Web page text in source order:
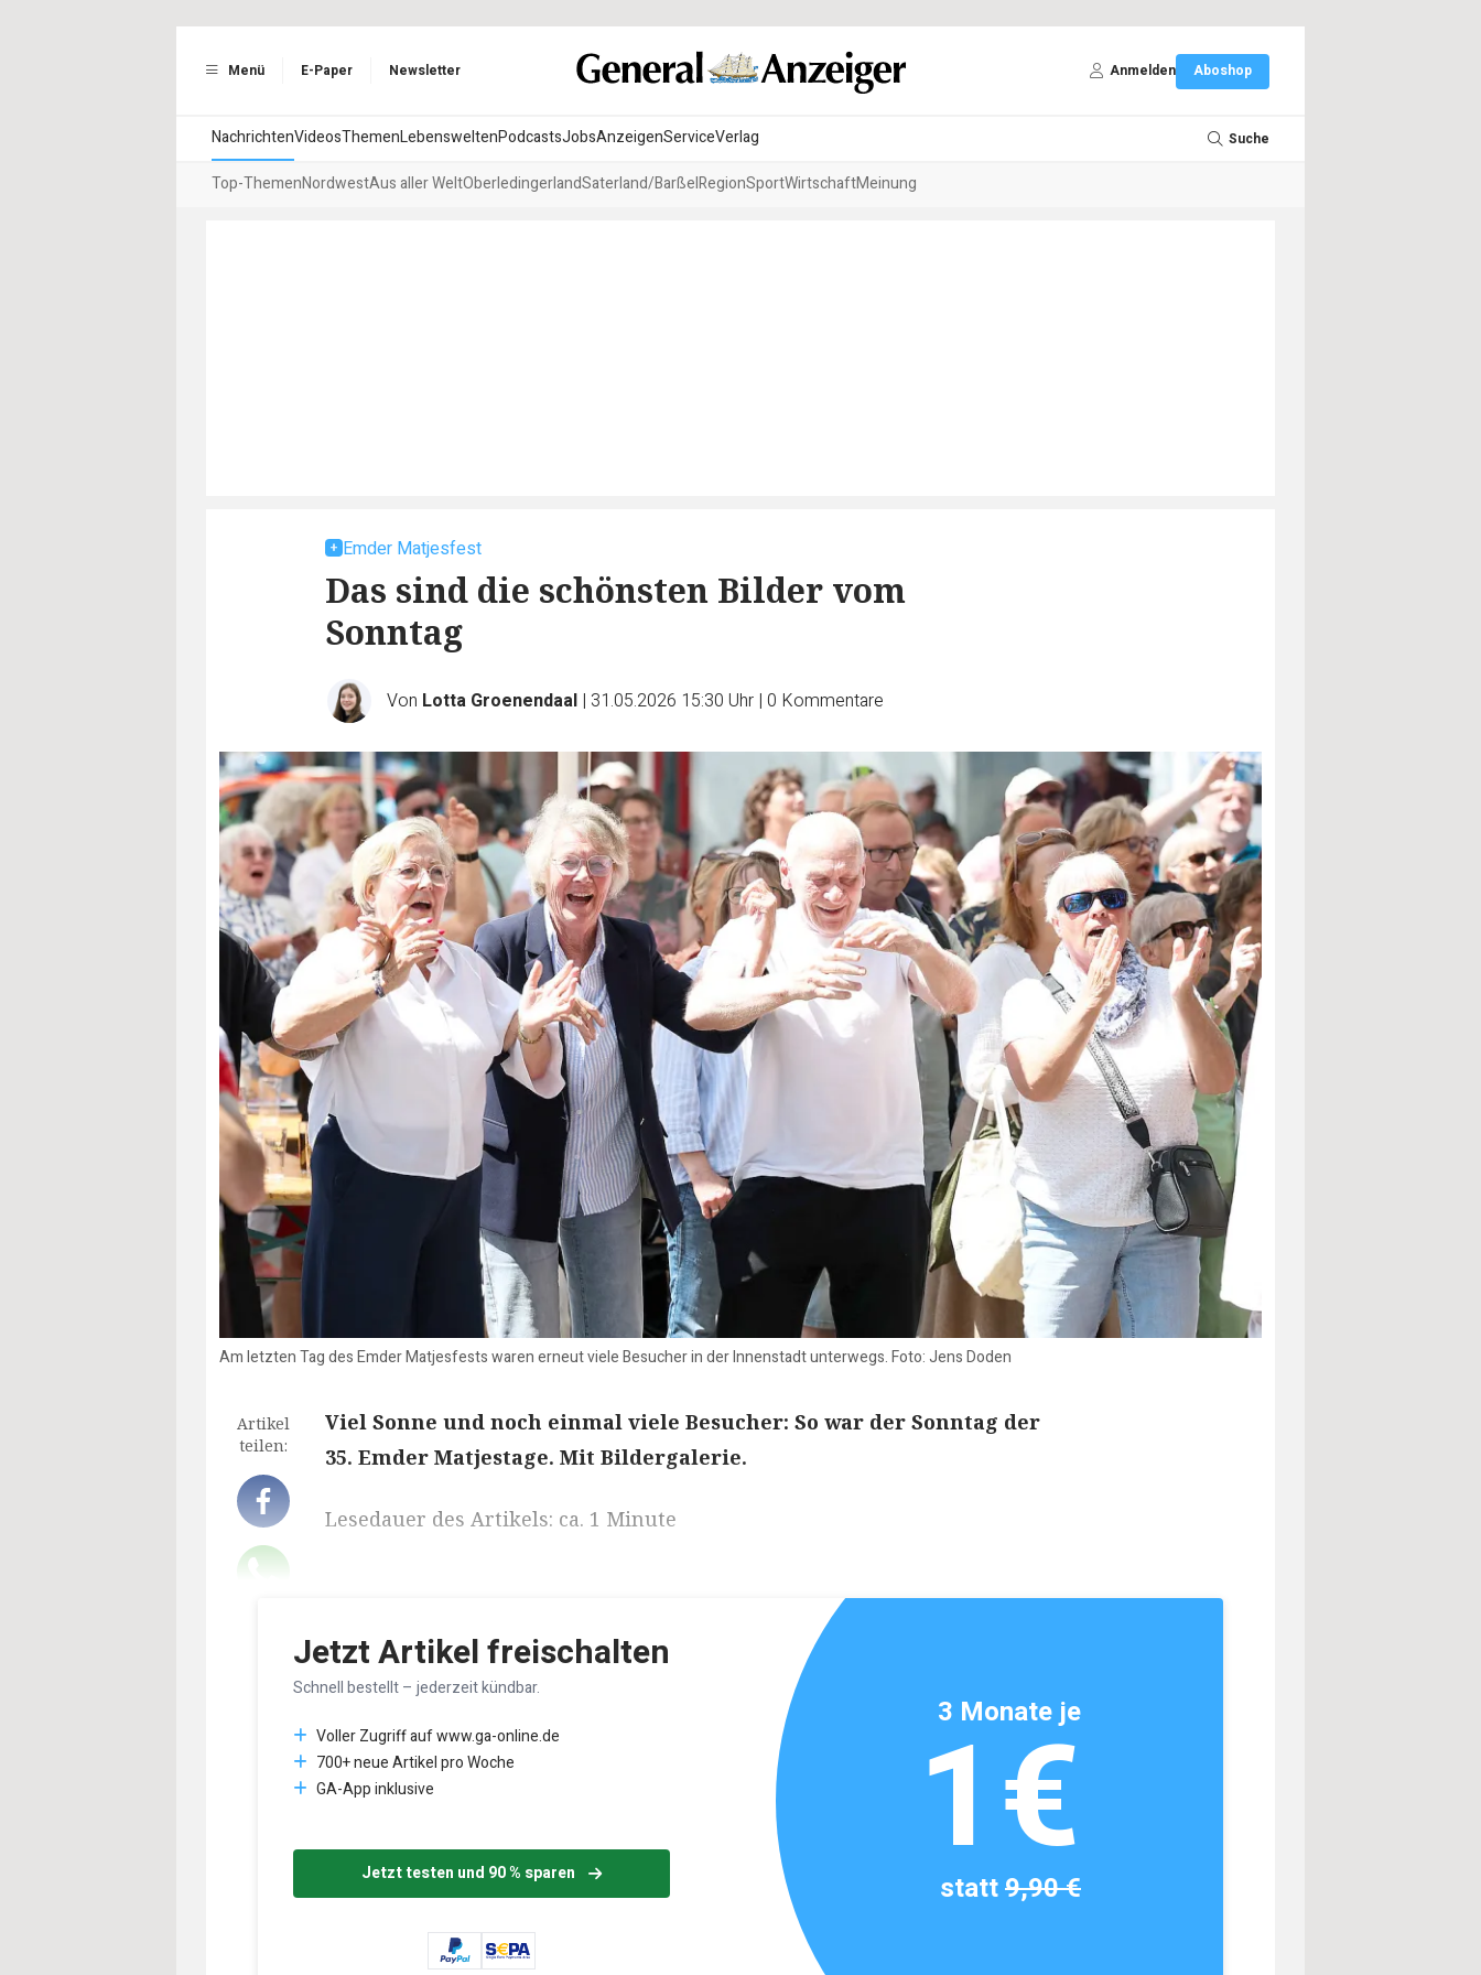
Menü E-Paper Newsletter Anmelden Aboshop
NachrichtenVideosThemenLebensweltenPodcastsJobsAnzeigenServiceVerlag Suche
Top-ThemenNordwestAus aller WeltOberledingerlandSaterland/BarßelRegionSportWirtschaftMeinung
Emder Matjesfest
Das sind die schönsten Bilder vom
Sonntag
Von Lotta Groenendaal | 31.05.2026 15:30 Uhr | 0 Kommentare
Am letzten Tag des Emder Matjesfests waren erneut viele Besucher in der Innenstadt unterwegs. Foto: Jens Doden
Artikel
teilen:
Viel Sonne und noch einmal viele Besucher: So war der Sonntag der
35. Emder Matjestage. Mit Bildergalerie.
Lesedauer des Artikels: ca. 1 Minute
Jetzt Artikel freischalten
Schnell bestellt – jederzeit kündbar.
Voller Zugriff auf www.ga-online.de
700+ neue Artikel pro Woche
GA-App inklusive
Jetzt testen und 90 % sparen
3 Monate je
1€
statt9,90 €